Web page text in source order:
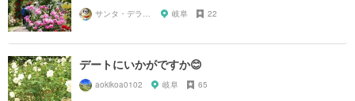
サンタ・デラックス 岐阜 22
デートにいかがですか😊
aokikoa0102 岐阜 65